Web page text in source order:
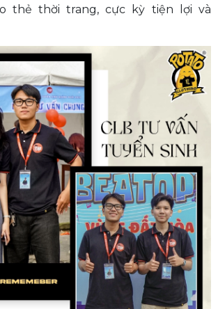
thẻ thời trang, cực kỳ tiện lợi và